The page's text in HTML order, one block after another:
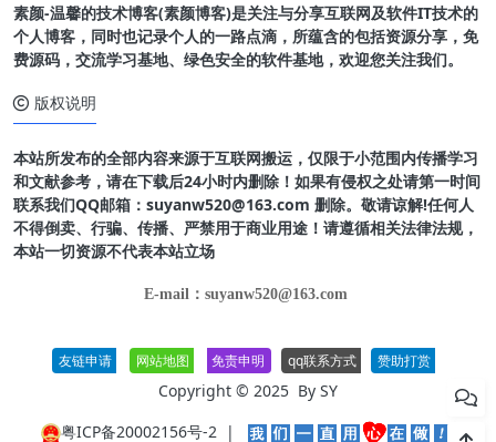
素颜-温馨的技术博客(素颜博客)是关注与分享互联网及软件IT技术的
个人博客，同时也记录个人的一路点滴，所蕴含的包括资源分享，免
费源码，交流学习基地、绿色安全的软件基地，欢迎您关注我们。
版权说明
本站所发布的全部内容来源于互联网搬运，仅限于小范围内传播学习
和文献参考，请在下载后24小时内删除！如果有侵权之处请第一时间
联系我们QQ邮箱：suyanw520@163.com 删除。敬请谅解!任何人
不得倒卖、行骗、传播、严禁用于商业用途！请遵循相关法律法规，
本站一切资源不代表本站立场
E-mail：suyanw520@163.com
友链申请 网站地图 免责申明 qq联系方式 赞助打赏
Copyright © 2025 By SY
粤ICP备20002156号-2|